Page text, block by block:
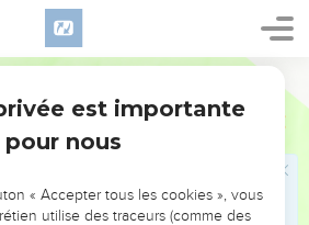
feu
été adressée :
bois de la vigne, qu'a-t-il de plus que
branches qui sont sur les arbres de la
quoi fabriquer quelque chose ? En
y suspendre un objet ?
est importante
pour nous
« Accepter tous les cookies », vous
utilise des traceurs (comme des